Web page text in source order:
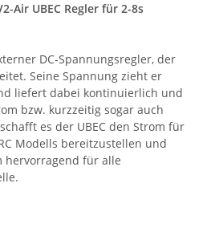
Air UBEC Regler für 2-8s
DC-Spannungsregler, der
Seine Spannung zieht er
liefert dabei kontinuierlich und
bzw. kurzzeitig sogar auch
es der UBEC den Strom für
Modells bereitzustellen und
hervorragend für alle